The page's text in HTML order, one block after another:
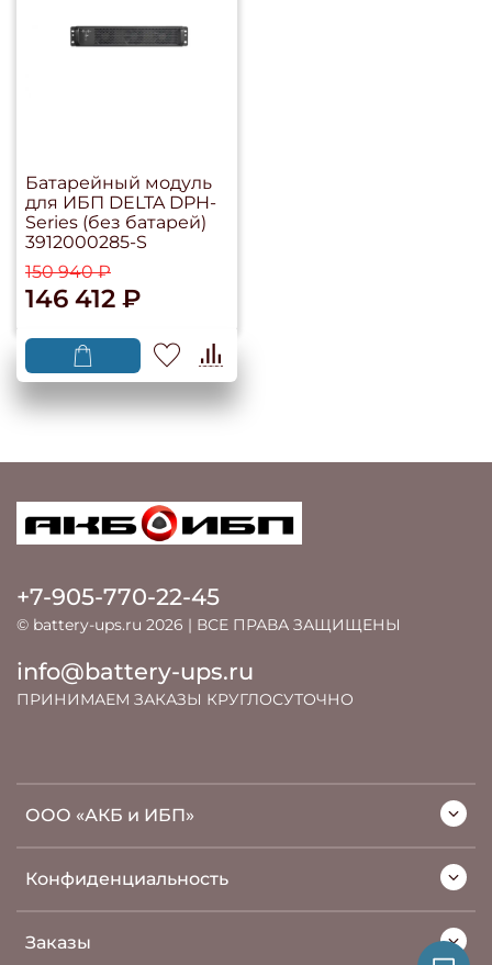
Батарейный модуль
для ИБП DELTA DPH-
Series (без батарей)
3912000285-S
150 940 ₽
146 412 ₽
ООО «АКБ и ИБП»
Конфиденциальность
Заказы
+7-905-770-22-45
© battery-ups.ru 2026 | ВСЕ ПРАВА ЗАЩИЩЕНЫ
info@battery-ups.ru
ПРИНИМАЕМ ЗАКАЗЫ КРУГЛОСУТОЧНО